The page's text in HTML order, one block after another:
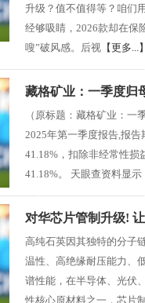
升级？值不值得等？咱们
经够吸睛，2026款却在保
嗖”破风感。后视【更多...】
藏格矿业：一季度归
（原标题：藏格矿业：一
2025年第一季度报告,报
41.18%，扣除非经常性损
41.18%。 天眼查资料显
对华芯片管制升级!
高纯石英因其独特的分子
温性、高绝缘耐压能力、
谱性能，在半导体、光伏
性核心原材料之一，芯片